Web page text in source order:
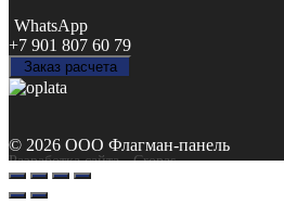
WhatsApp
+7 901 807 60 79
Заказ расчета
© 2026 ООО Флагман-панель
Разработка сайта- Cropas